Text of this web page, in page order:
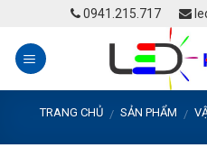
content
0941.215.717
TRANG CHỦ / SẢN PHẨM /